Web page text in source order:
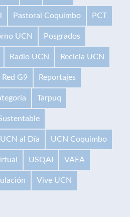
Pastoral Coquimbo PCT
UCN Posgrados
Radio UCN Recicla UCN
Red G9 Reportajes
Tarpuq
UCN al Día UCN Coquimbo
USQAI VAEA
Vive UCN